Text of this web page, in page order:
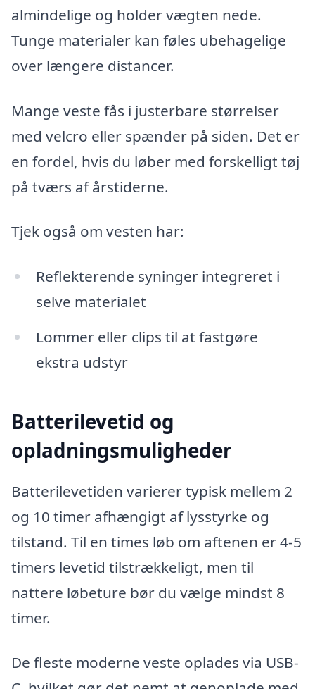
almindelige og holder vægten nede.
Tunge materialer kan føles ubehagelige
over længere distancer.
Mange veste fås i justerbare størrelser
med velcro eller spænder på siden. Det er
en fordel, hvis du løber med forskelligt tøj
på tværs af årstiderne.
Tjek også om vesten har:
Reflekterende syninger integreret i
selve materialet
Lommer eller clips til at fastgøre
ekstra udstyr
Batterilevetid og
opladningsmuligheder
Batterilevetiden varierer typisk mellem 2
og 10 timer afhængigt af lysstyrke og
tilstand. Til en times løb om aftenen er 4-5
timers levetid tilstrækkeligt, men til
nattere løbeture bør du vælge mindst 8
timer.
De fleste moderne veste oplades via USB-